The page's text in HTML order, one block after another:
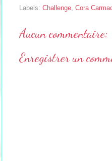
Labels: Challenge Cora
Aucun commentaire:
Enregistrer un